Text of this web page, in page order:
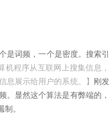
词频，一个是密度。搜索引
机程序从互联网上搜集信息，
息展示给用户的系统。】
刚发
。显然这个算法是有弊端的，
。